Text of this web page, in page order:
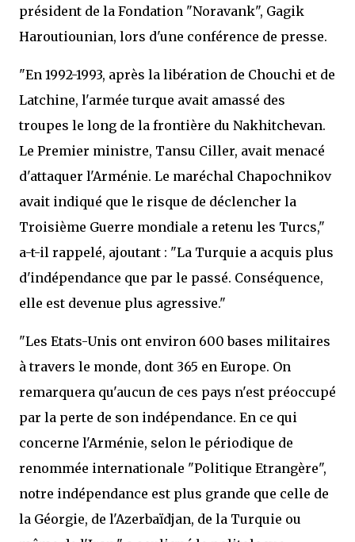
président de la Fondation "Noravank", Gagik
Haroutiounian, lors d'une conférence de presse.
"En 1992-1993, après la libération de Chouchi et de
Latchine, l'armée turque avait amassé des
troupes le long de la frontière du Nakhitchevan.
Le Premier ministre, Tansu Ciller, avait menacé
d'attaquer l'Arménie. Le maréchal Chapochnikov
avait indiqué que le risque de déclencher la
Troisième Guerre mondiale a retenu les Turcs,"
a-t-il rappelé, ajoutant : "La Turquie a acquis plus
d'indépendance que par le passé. Conséquence,
elle est devenue plus agressive."
"Les Etats-Unis ont environ 600 bases militaires
à travers le monde, dont 365 en Europe. On
remarquera qu'aucun de ces pays n'est préoccupé
par la perte de son indépendance. En ce qui
concerne l'Arménie, selon le périodique de
renommée internationale "Politique Etrangère",
notre indépendance est plus grande que celle de
la Géorgie, de l'Azerbaïdjan, de la Turquie ou